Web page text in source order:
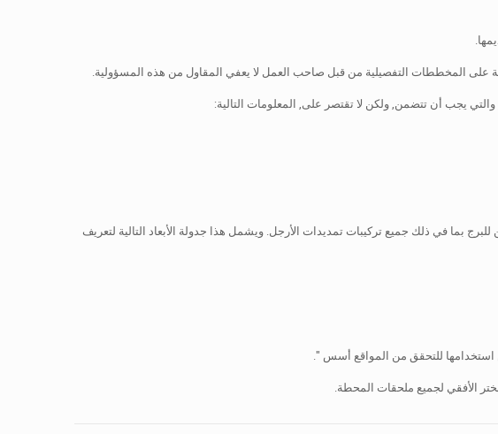
على المخططات التفصيلية من قبل صاحب العمل لا يعفي المقاول من هذه المسؤولية.
يجب أن تتضمن, ولكن لا تقتصر على, المعلومات التالية:
للبرج بما في ذلك جميع تركيبات تمديدات الأرجل. ويشمل هذا جدولة الأبعاد التالية لتعريف
للتحقق من المواقع أسس ".